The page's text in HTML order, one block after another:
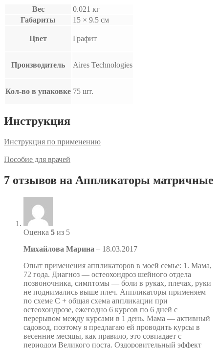
Вес
0.021 кг
Габариты
15 × 9.5 см
Цвет Графит
Производитель Aires Technologies
Кол-во в упаковке 75 шт.
Инструкция
Инструкция по применению
Пособие для врачей
7 отзывов на Аппликаторы матричные
Оценка 5 из 5
Михайлова Марина – 18.03.2017
Опыт применения аппликаторов в моей семье: 1. Мама,
72 года. Диагноз — остеохондроз шейного отдела
позвоночника, симптомы — боли в руках, плечах, руки
не поднимались выше плеч. Аппликаторы применяем
по схеме С + общая схема аппликации при
остеохондрозе, ежегодно 6 курсов по 6 дней с
перерывом между курсами в 1 день. Мама — активный
садовод, поэтому я предлагаю ей проводить курсы в
весенние месяцы, как правило, это совпадает с
периодом Великого поста. Оздоровительный эффект